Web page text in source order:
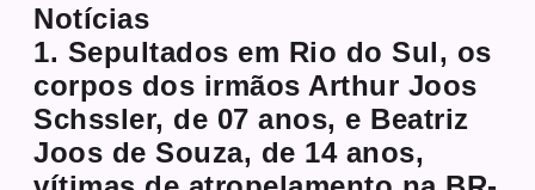
Notícias
1. Sepultados em Rio do Sul, os
corpos dos irmãos Arthur Joos
Schssler, de 07 anos, e Beatriz
Joos de Souza, de 14 anos,